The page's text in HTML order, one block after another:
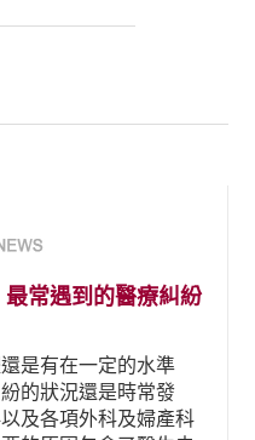
常遇到的醫療糾紛
是有在一定的水準
的狀況還是時常發
及各項外科及婦產科